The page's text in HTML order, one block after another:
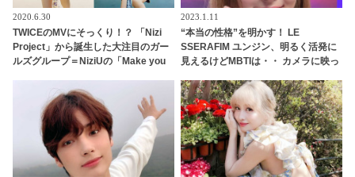
2020.6.30
TWICEのMVにそっくり！？ 「Nizi
Project」から誕生した大注目のガー
ルズグループ＝NiziUの「Make you
とさせるシーンが満載[動画あり]
2023.1.11
“本当の性格”を明かす！ LE
SSERAFIM ユンジン、明るく活発に
見えるけどMBTIは・・ カメラに映っ
内とは？